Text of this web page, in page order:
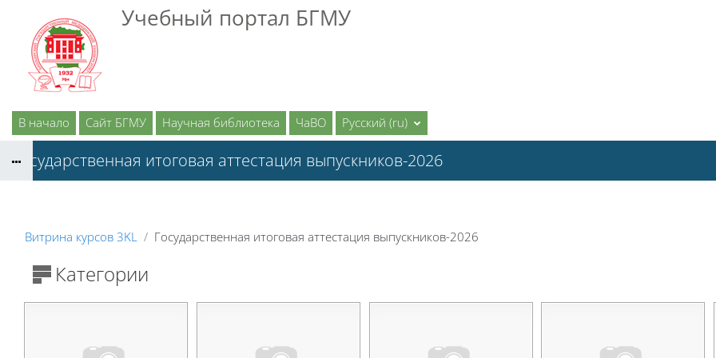
Перейти к основному содержаниюУчебный портал БГМУ
В начало Сайт БГМУ Научная библиотека ЧаВО Русский ‎(ru)‎
Государственная итоговая аттестация выпускников-2026
Витрина курсов 3KL Государственная итоговая аттестация выпускников-2026
Категории